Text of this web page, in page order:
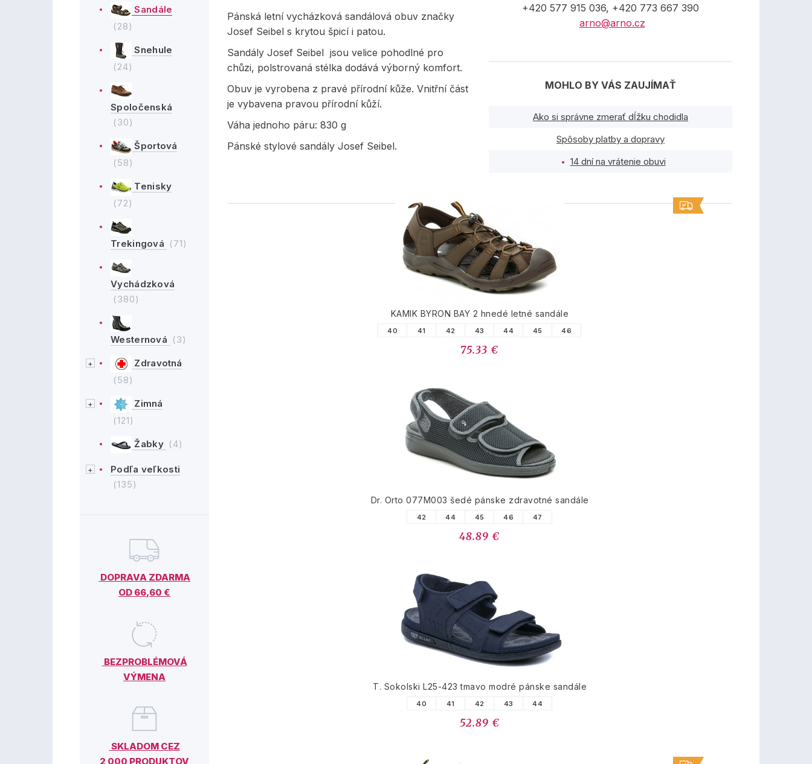
Sandále
(28)
Snehule
(24)
Spoločenská
(30)
Športová
(58)
Tenisky
(72)
Trekingová (71)
Vychádzková
(380)
Westernová (3)
Zdravotná
(58)
Zimná
(121)
Žabky (4)
Podľa veľkosti
(135)
DOPRAVA ZDARMA
OD 66,60 €
BEZPROBLÉMOVÁ
VÝMENA
SKLADOM CEZ
2 000 PRODUKTOV
Pánská letní vycházková sandálová obuv značky
Josef Seibel s krytou špicí i patou.
Sandály Josef Seibel jsou velice pohodlné pro
chůzi, polstrovaná stélka dodává výborný komfort.
Obuv je vyrobena z pravé přírodní kůže. Vnitřní část
je vybavena pravou přírodní kůží.
Váha jednoho páru: 830 g
Pánské stylové sandály Josef Seibel.
+420 577 915 036, +420 773 667 390
arno@arno.cz
MOHLO BY VÁS ZAUJÍMAŤ
Ako si správne zmerať dĺžku chodidla
Spôsoby platby a dopravy
14 dní na vrátenie obuvi
PODOBNÉ PRODUKTY
KAMIK BYRON BAY 2 hnedé letné sandále
40 41 42 43 44 45 46
75.33 €
Dr. Orto 077M003 šedé pánske zdravotné sandále
42 44 45 46 47
48.89 €
T. Sokolski L25-423 tmavo modré pánske sandále
40 41 42 43 44
52.89 €